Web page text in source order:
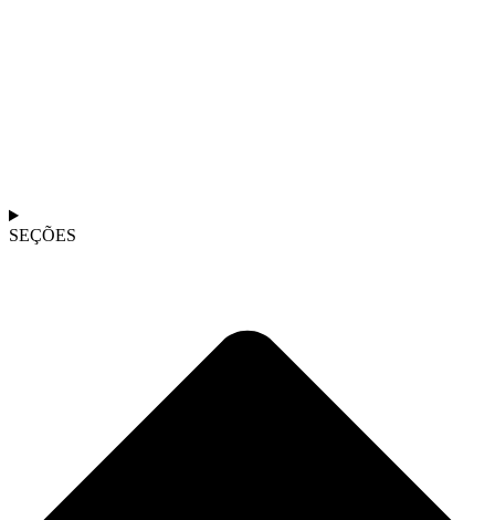
SEÇÕES